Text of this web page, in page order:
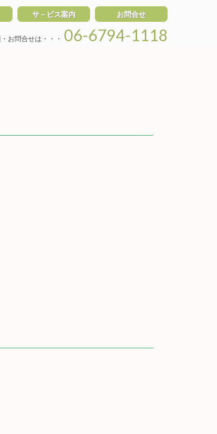
サ－ビス案内 お問合せ
お問合せは・・・ 06-6794-1118